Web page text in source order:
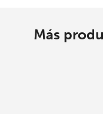
Más